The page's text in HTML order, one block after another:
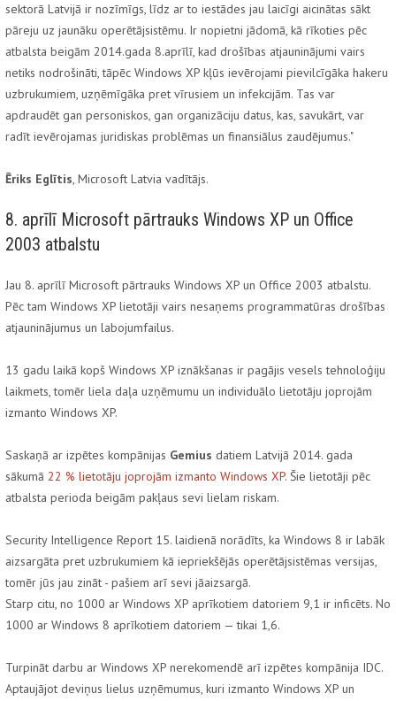
sektorā Latvijā ir nozīmīgs, līdz ar to iestādes jau laicīgi aicinātas sākt
pāreju uz jaunāku operētājsistēmu. Ir nopietni jādomā, kā rīkoties pēc
atbalsta beigām 2014.gada 8.aprīlī, kad drošības atjauninājumi vairs
netiks nodrošināti, tāpēc Windows XP kļūs ievērojami pievilcīgāka hakeru
uzbrukumiem, uzņēmīgāka pret vīrusiem un infekcijām. Tas var
apdraudēt gan personiskos, gan organizāciju datus, kas, savukārt, var
radīt ievērojamas juridiskas problēmas un finansiālus zaudējumus."
Ēriks Eglītis, Microsoft Latvia vadītājs.
8. aprīlī Microsoft pārtrauks Windows XP un Office
2003 atbalstu
Jau 8. aprīlī Microsoft pārtrauks Windows XP un Office 2003 atbalstu.
Pēc tam Windows XP lietotāji vairs nesaņems programmatūras drošības
atjauninājumus un labojumfailus.
13 gadu laikā kopš Windows XP iznākšanas ir pagājis vesels tehnoloģiju
laikmets, tomēr liela daļa uzņēmumu un individuālo lietotāju joprojām
izmanto Windows XP.
Saskaņā ar izpētes kompānijas Gemius datiem Latvijā 2014. gada
sākumā 22 % lietotāju joprojām izmanto Windows XP. Šie lietotāji pēc
atbalsta perioda beigām pakļaus sevi lielam riskam.
Security Intelligence Report 15. laidienā norādīts, ka Windows 8 ir labāk
aizsargāta pret uzbrukumiem kā iepriekšējās operētājsistēmas versijas,
tomēr jūs jau zināt - pašiem arī sevi jāaizsargā.
Starp citu, no 1000 ar Windows XP aprīkotiem datoriem 9,1 ir inficēts. No
1000 ar Windows 8 aprīkotiem datoriem — tikai 1,6.
Turpināt darbu ar Windows XP nerekomendē arī izpētes kompānija IDC.
Aptaujājot deviņus lielus uzņēmumus, kuri izmanto Windows XP un